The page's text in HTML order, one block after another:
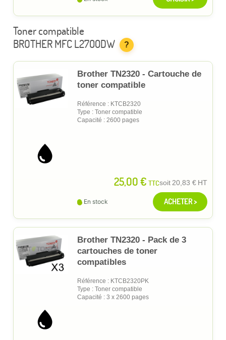
Toner compatible
BROTHER MFC L2700DW
?
Brother TN2320 - Cartouche de
toner compatible
Référence : KTCB2320
Type : Toner compatible
Capacité : 2600 pages
25,00 € TTCsoit20,83 € HT
En stock ACHETER >
Brother TN2320 - Pack de 3
cartouches de toner
compatibles
Référence : KTCB2320PK
Type : Toner compatible
Capacité : 3 x 2600 pages